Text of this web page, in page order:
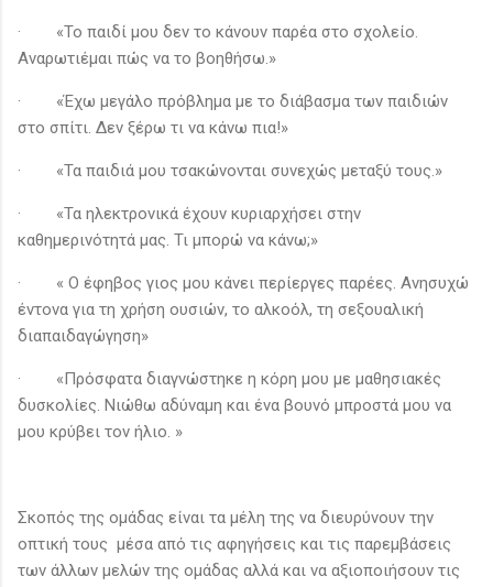
· «Το παιδί μου δεν το κάνουν παρέα στο σχολείο.
Αναρωτιέμαι πώς να το βοηθήσω.»
· «Έχω μεγάλο πρόβλημα με το διάβασμα των παιδιών
στο σπίτι. Δεν ξέρω τι να κάνω πια!»
· «Τα παιδιά μου τσακώνονται συνεχώς μεταξύ τους.»
· «Τα ηλεκτρονικά έχουν κυριαρχήσει στην
καθημερινότητά μας. Τι μπορώ να κάνω;»
· « Ο έφηβος γιος μου κάνει περίεργες παρέες. Ανησυχώ
έντονα για τη χρήση ουσιών, το αλκοόλ, τη σεξουαλική
διαπαιδαγώγηση»
· «Πρόσφατα διαγνώστηκε η κόρη μου με μαθησιακές
δυσκολίες. Νιώθω αδύναμη και ένα βουνό μπροστά μου να
μου κρύβει τον ήλιο. »
Σκοπός της ομάδας είναι τα μέλη της να διευρύνουν την
οπτική τους μέσα από τις αφηγήσεις και τις παρεμβάσεις
των άλλων μελών της ομάδας αλλά και να αξιοποιήσουν τις